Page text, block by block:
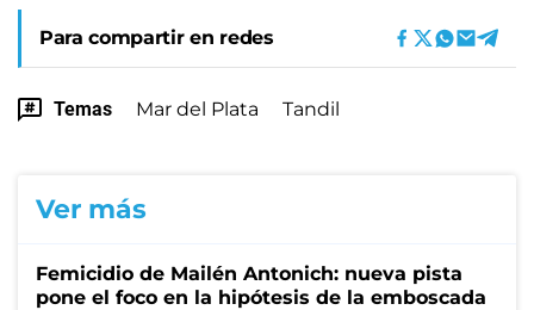
Para compartir en redes
Temas Mar del Plata Tandil
Ver más
Femicidio de Mailén Antonich: nueva pista
pone el foco en la hipótesis de la emboscada